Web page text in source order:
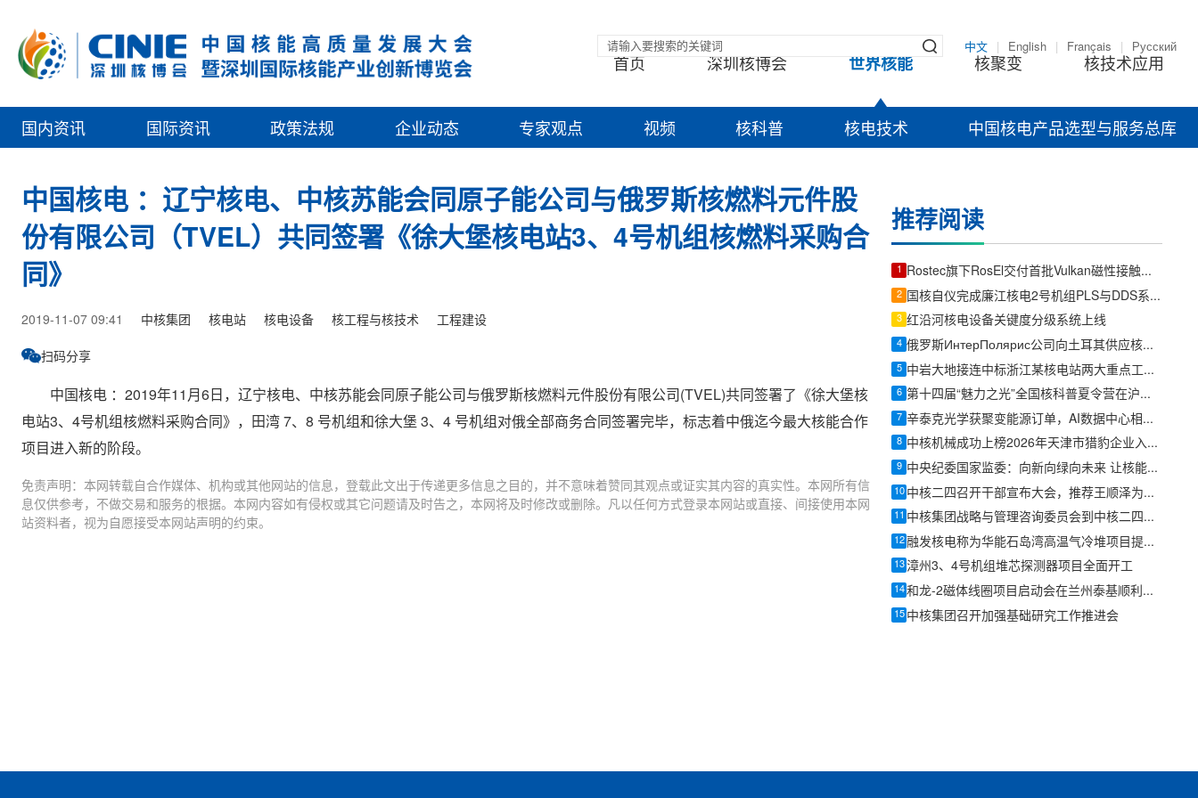
中文 English Français Русский
首页 深圳核博会 世界核能 核聚变 核技术应用
国内资讯 国际资讯 政策法规 企业动态 专家观点 视频 核科普 核电技术 中国核电产品选型与服务总库
中国核电 ：辽宁核电、中核苏能会同原子能公司与俄罗斯核燃料元件股
份有限公司（TVEL）共同签署《徐大堡核电站3、4号机组核燃料采购合
同》
2019-11-07 09:41 中核集团 核电站 核电设备 核工程与核技术 工程建设
扫码分享
中国核电 ：2019年11月6日，辽宁核电、中核苏能会同原子能公司与俄罗斯核燃料元件股份有限公司(TVEL)共同签署了《徐大堡核
电站3、4号机组核燃料采购合同》，田湾 7、8 号机组和徐大堡 3、4 号机组对俄全部商务合同签署完毕，标志着中俄迄今最大核能合作
项目进入新的阶段。
免责声明：本网转载自合作媒体、机构或其他网站的信息，登载此文出于传递更多信息之目的，并不意味着赞同其观点或证实其内容的真实性。本网所有信
息仅供参考，不做交易和服务的根据。本网内容如有侵权或其它问题请及时告之，本网将及时修改或删除。凡以任何方式登录本网站或直接、间接使用本网
站资料者，视为自愿接受本网站声明的约束。
推荐阅读
1 Rostec旗下RosEl交付首批Vulkan磁性接触传感器
2 国核自仪完成廉江核电2号机组PLS与DDS系统首批机柜发运
3 红沿河核电设备关键度分级系统上线
4 俄罗斯ИнтерПолярис公司向土耳其供应核电站球形阀
5 中岩大地接连中标浙江某核电站两大重点工程项目
6 第十四届“魅力之光”全国核科普夏令营在沪收官
7 辛泰克光学获聚变能源订单，AI数据中心相关订单总额超400万美元
8 中核机械成功上榜2026年天津市猎豹企业入库名单
9 中央纪委国家监委：向新向绿向未来 让核能赋能千行百业
10 中核二四召开干部宣布大会，推荐王顺泽为中核二四副总经理
11 中核集团战略与管理咨询委员会到中核二四调研指导
12 融发核电称为华能石岛湾高温气冷堆项目提供常规岛锻件
13 漳州3、4号机组堆芯探测器项目全面开工
14 和龙-2磁体线圈项目启动会在兰州泰基顺利召开
15 中核集团召开加强基础研究工作推进会